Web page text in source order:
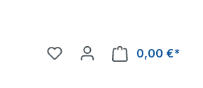
0,00 €*